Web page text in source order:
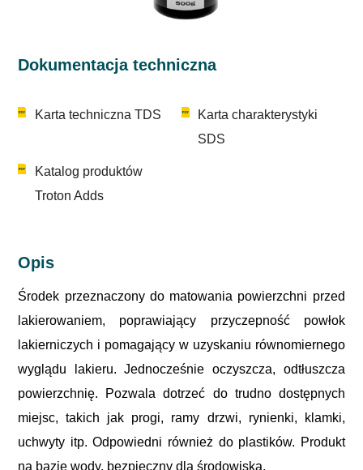
Dokumentacja techniczna
Karta techniczna TDS
Karta charakterystyki
SDS
Katalog produktów
Troton Adds
Opis
Środek przeznaczony do matowania powierzchni przed
lakierowaniem, poprawiający przyczepność powłok
lakierniczych i pomagający w uzyskaniu równomiernego
wyglądu lakieru. Jednocześnie oczyszcza, odtłuszcza
powierzchnię. Pozwala dotrzeć do trudno dostępnych
miejsc, takich jak progi, ramy drzwi, rynienki, klamki,
uchwyty itp. Odpowiedni również do plastików. Produkt
na bazie wody, bezpieczny dla środowiska.